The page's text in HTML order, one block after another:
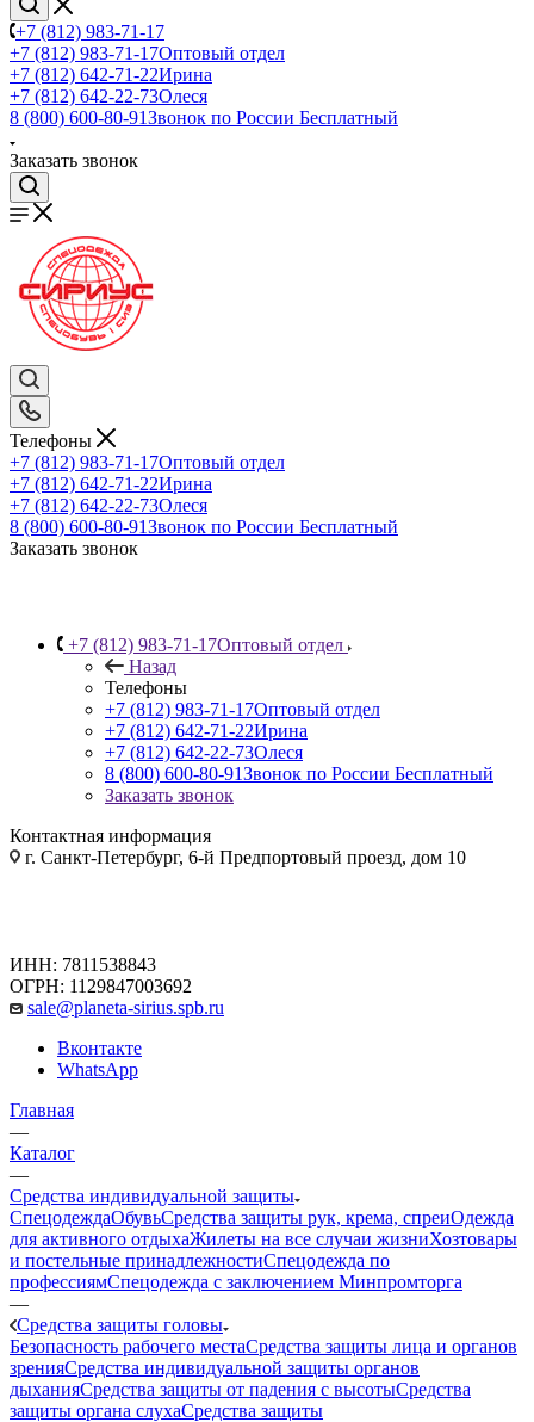
+7 (812) 983-71-17
+7 (812) 983-71-17Оптовый отдел
+7 (812) 642-71-22Ирина
+7 (812) 642-22-73Олеся
8 (800) 600-80-91Звонок по России Бесплатный
Заказать звонок
Телефоны
+7 (812) 983-71-17Оптовый отдел
+7 (812) 642-71-22Ирина
+7 (812) 642-22-73Олеся
8 (800) 600-80-91Звонок по России Бесплатный
Заказать звонок
+7 (812) 983-71-17Оптовый отдел
Назад
Телефоны
+7 (812) 983-71-17Оптовый отдел
+7 (812) 642-71-22Ирина
+7 (812) 642-22-73Олеся
8 (800) 600-80-91Звонок по России Бесплатный
Заказать звонок
Контактная информация
г. Санкт-Петербург, 6-й Предпортовый проезд, дом 10
ИНН: 7811538843
ОГРН: 1129847003692
sale@planeta-sirius.spb.ru
Вконтакте
WhatsApp
Главная
—
Каталог
—
Средства индивидуальной защиты
СпецодеждаОбувьСредства защиты рук, крема, спреиОдежда
для активного отдыхаЖилеты на все случаи жизниХозтовары
и постельные принадлежностиСпецодежда по
профессиямСпецодежда с заключением Минпромторга
—
Средства защиты головы
Безопасность рабочего местаСредства защиты лица и органов
зренияСредства индивидуальной защиты органов
дыханияСредства защиты от падения с высотыСредства
защиты органа слухаСредства защиты